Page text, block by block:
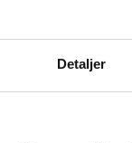
Detaljer